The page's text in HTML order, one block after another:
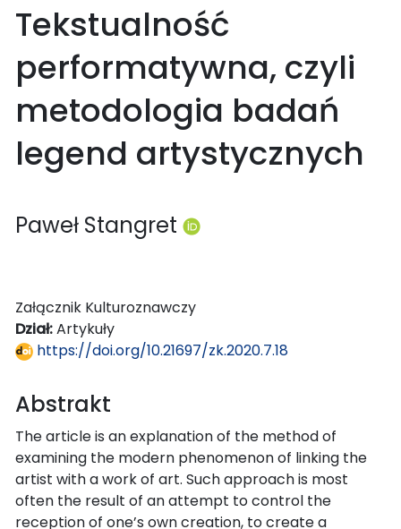
Tekstualność
performatywna, czyli
metodologia badań
legend artystycznych
Paweł Stangret
Załącznik Kulturoznawczy
Dział:Artykuły
https://doi.org/10.21697/zk.2020.7.18
Abstrakt
The article is an explanation of the method of
examining the modern phenomenon of linking the
artist with a work of art. Such approach is most
often the result of an attempt to control the
reception of one’s own creation, to create a